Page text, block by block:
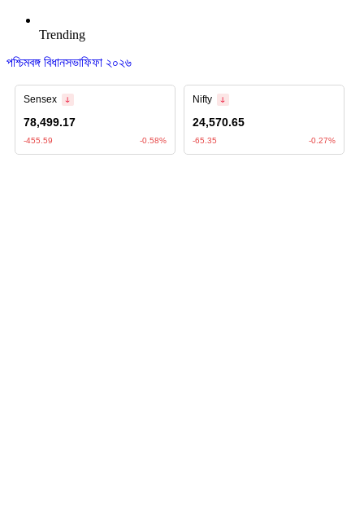
Trending
পশ্চিমবঙ্গ বিধানসভাফিফা ২০২৬